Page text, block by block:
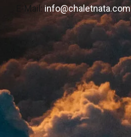
E-Mail: info@chaletnata.com